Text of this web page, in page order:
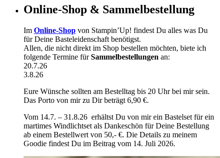
Online-Shop & Sammelbestellung
Im Online-Shop von Stampin’Up! findest Du alles was Du
für Deine Basteleidenschaft benötigst.
Allen, die nicht direkt im Shop bestellen möchten, biete ich
folgende Termine fürSammelbestellungen an:
20.7.26
3.8.26
Eure Wünsche sollten am Bestelltag bis 20 Uhr bei mir sein.
Das Porto von mir zu Dir beträgt 6,90 €.
Vom 14.7. – 31.8.26 erhältst Du von mir ein Bastelset für ein
martimes Windlichtset als Dankeschön für Deine Bestellung
ab einem Bestellwert von 50,- €. Die Details zu meinem
Goodie findest Du im Beitrag vom 14. Juli 2026.